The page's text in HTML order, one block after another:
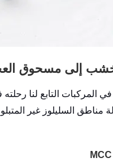
المركبات التابع لنا